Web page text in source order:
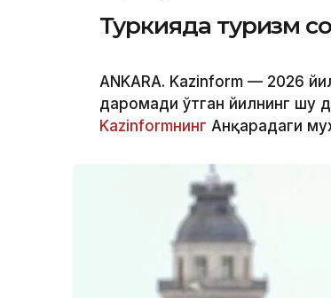
Туркияда туризм
ANKARA. Kazinform — 2026
даромади ўтган йилнинг шу
Kazinformнинг Анқарадаги